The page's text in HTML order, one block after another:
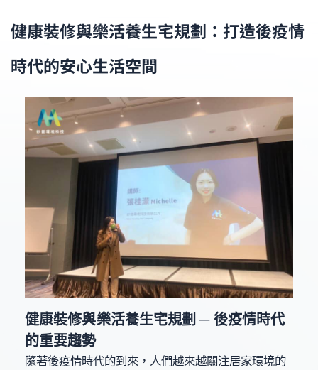
健康裝修與樂活養生宅規劃：打造後疫情
時代的安心生活空間
健康裝修與樂活養生宅規劃 ─ 後疫情時代
的重要趨勢
隨著後疫情時代的到來，人們越來越關注居家環境的